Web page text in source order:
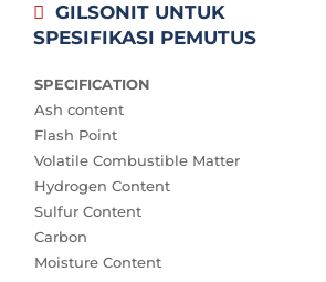
GILSONIT UNTUK
SPESIFIKASI PEMUTUS
SPECIFICATION
Ash content
Flash Point
Volatile Combustible Matter
Hydrogen Content
Sulfur Content
Carbon
Moisture Content